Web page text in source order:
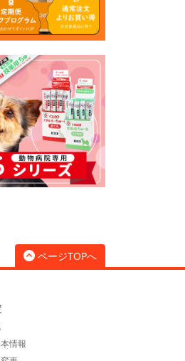
ページTOPへ
情報